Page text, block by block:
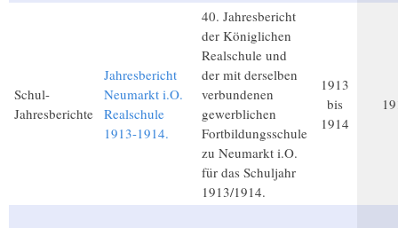
Schul-
Jahresberichte
Jahresbericht
Neumarkt i.O.
Realschule
1913-1914.
40. Jahresbericht
der Königlichen
Realschule und
der mit derselben
verbundenen
gewerblichen
Fortbildungsschule
zu Neumarkt i.O.
für das Schuljahr
1913/1914.
1913
bis
1914